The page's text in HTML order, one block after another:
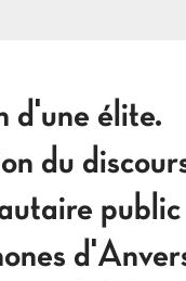
d'une élite.
du